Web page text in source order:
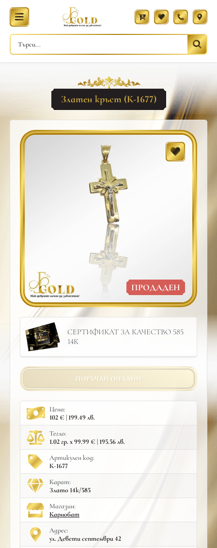
Златен кръст (К-1677)
ПРОДАДЕН
СЕРТИФИКАТ ЗА КАЧЕСТВО 585
14К
ПОРЪЧАЙ ОНЛАЙН
Цена:
102 € | 199.49 лв.
Тегло:
1.02 гр. x 99.99 € | 195.56 лв.
Артикулен код:
К-1677
Карат:
Злато 14к/585
Mагазин:
Карнобат
Адрес:
ул. Девети септември 42